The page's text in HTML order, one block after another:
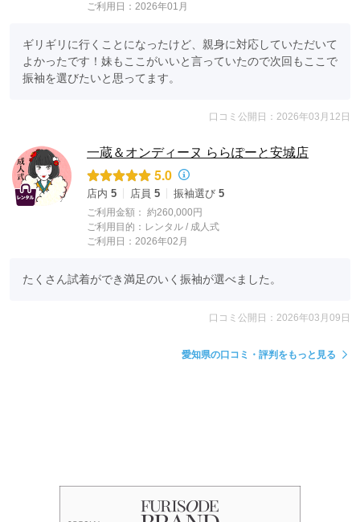
ご利用日：2026年01月
ギリギリに行くことになったけど、親身に対応していただいて
よかったです！妹もここがいいと言っていたので次回もここで
振袖を選びたいと思ってます。
口コミ公開日：2026年03月12日
一蔵＆オンディーヌ ららぽーと安城店
5.0
店内 5 店員 5 振袖選び 5
ご利用金額： 約260,000円
ご利用目的： レンタル / 成人式
ご利用日：2026年02月
たくさん試着ができ満足のいく振袖が選べました。
口コミ公開日：2026年03月09日
愛知県の口コミ・評判をもっと見る